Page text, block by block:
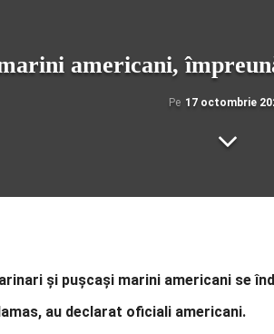
americani,
Pe 17 octombrie
și pușcași marini americani se
au declarat oficiali americani.